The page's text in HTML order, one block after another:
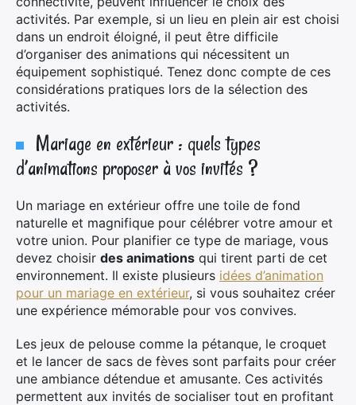
activités. Par exemple, si un lieu en plein air est choisi
dans un endroit éloigné, il peut être difficile
d’organiser des animations qui nécessitent un
équipement sophistiqué. Tenez donc compte de ces
considérations pratiques lors de la sélection des
activités.
Mariage en extérieur : quels types
d’animations proposer à vos invités ?
Un mariage en extérieur offre une toile de fond
naturelle et magnifique pour célébrer votre amour et
votre union. Pour planifier ce type de mariage, vous
devez choisir des animations qui tirent parti de cet
environnement. Il existe plusieurs idées d’animation
pour un mariage en extérieur, si vous souhaitez créer
une expérience mémorable pour vos convives.
Les jeux de pelouse comme la pétanque, le croquet
et le lancer de sacs de fèves sont parfaits pour créer
une ambiance détendue et amusante. Ces activités
permettent aux invités de socialiser tout en profitant